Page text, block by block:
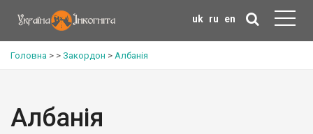
uk ru en
Головна > > Закордон > Албанія
Албанія